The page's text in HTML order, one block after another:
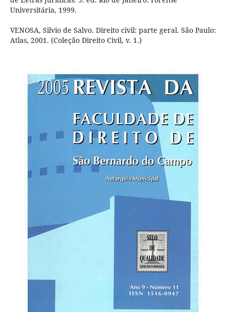
Universitária, 1999.
VENOSA, Silvio de Salvo. Direito civil: parte geral. São Paulo:
Atlas, 2001. (Coleção Direito Civil, v. 1.)